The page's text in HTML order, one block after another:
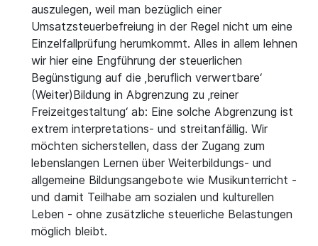
auszulegen, weil man bezüglich einer
Umsatzsteuerbefreiung in der Regel nicht um eine
Einzelfallprüfung herumkommt. Alles in allem lehnen
wir hier eine Engführung der steuerlichen
Begünstigung auf die ‚beruflich verwertbare‘
(Weiter)Bildung in Abgrenzung zu ‚reiner
Freizeitgestaltung‘ ab: Eine solche Abgrenzung ist
extrem interpretations- und streitanfällig. Wir
möchten sicherstellen, dass der Zugang zum
lebenslangen Lernen über Weiterbildungs- und
allgemeine Bildungsangebote wie Musikunterricht -
und damit Teilhabe am sozialen und kulturellen
Leben - ohne zusätzliche steuerliche Belastungen
möglich bleibt.